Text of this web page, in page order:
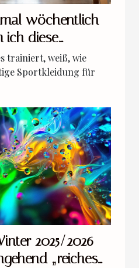
wöchentlich
ich diese
trainiert, weiß, wie
Sportkleidung für
2025/2026
„reiches